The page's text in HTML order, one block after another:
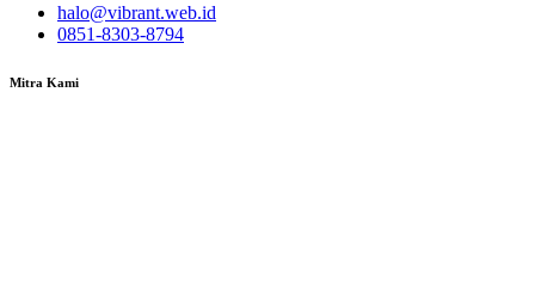
halo@vibrant.web.id
0851-8303-8794
Mitra Kami